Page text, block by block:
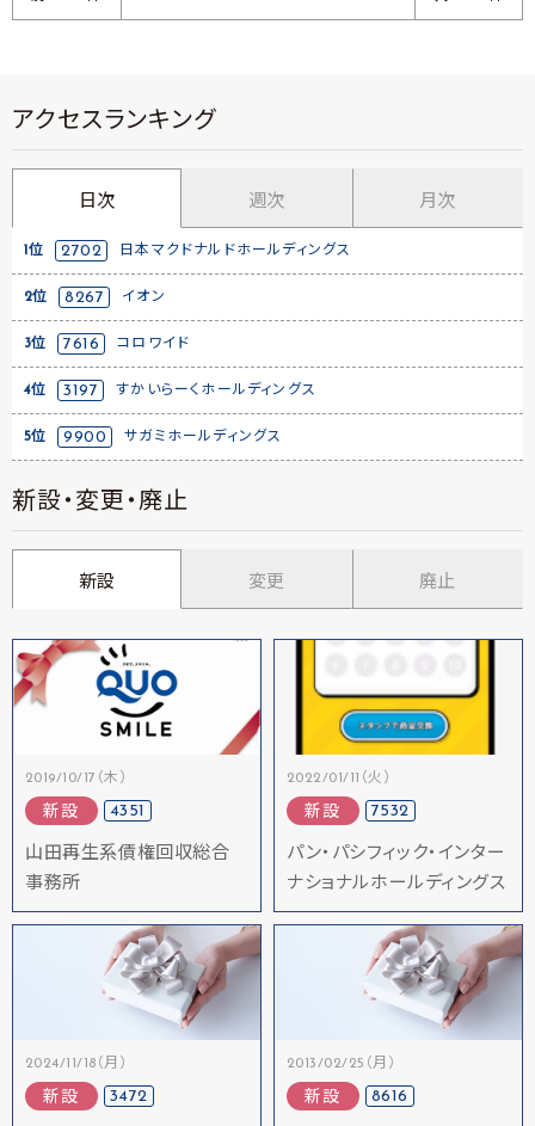
アクセスランキング
日次 週次 月次
1位 2702 日本マクドナルドホールディングス
2位 8267 イオン
3位 7616 コロワイド
4位 3197 すかいらーくホールディングス
5位 9900 サガミホールディングス
新設・変更・廃止
新設 変更 廃止
2019/10/17（木）
新設 4351
山田再生系債権回収総合
事務所
2022/01/11（火）
新設 7532
パン・パシフィック・インター
ナショナルホールディングス
2024/11/18（月）
新設 3472
2013/02/25（月）
新設 8616